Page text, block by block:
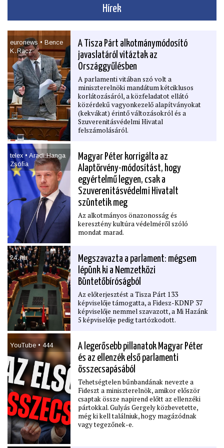
Hírek
euronews • Bence
K․Racz
A Tisza Párt alkotmánymódosító
javaslatáról vitáztak az
Országgyűlésben
A parlamenti vitában szó volt a
miniszterelnöki mandátum kétciklusos
korlátozásáról, a közfeladatot ellátó
közérdekű vagyonkezelő alapítványokat
(kekvákat) érintő változásokról és a
Szuverenitásvédelmi Hivatal
felszámolásáról.
telex • Aradi Hanga
Zsóﬁa
Magyar Péter korrigálta az
Alaptörvény-módosítást, hogy
egyértelmű legyen, csak a
Szuverenitásvédelmi Hivatalt
szüntetik meg
Az alkotmányos önazonosság és
keresztény kultúra védelméről szóló
mondat marad.
24․hu
Megszavazta a parlament: mégsem
lépünk ki a Nemzetközi
Büntetőbíróságból
Az előterjesztést a Tisza Párt 133
képviselője támogatta, a Fidesz-KDNP 37
képviselője nemmel szavazott, a Mi Hazánk
5 képviselője pedig tartózkodott.
YouTube • 444
A legerősebb pillanatok Magyar Péter
és az ellenzék első parlamenti
összecsapásából
Tehetségtelen bűnbandának nevezte a
Fideszt a miniszterelnök, amikor először
csaptak össze napirend előtt az ellenzéki
pártokkal. Gulyás Gergely közbevetette,
még ki kell találniuk, hogy magázódnak
vagy tegezőnek-e.